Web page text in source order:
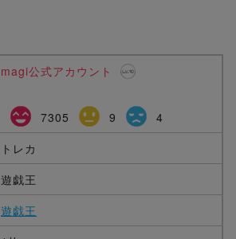
magi公式アカウント
7305 9
4
トレカ
遊戯王
遊戯王